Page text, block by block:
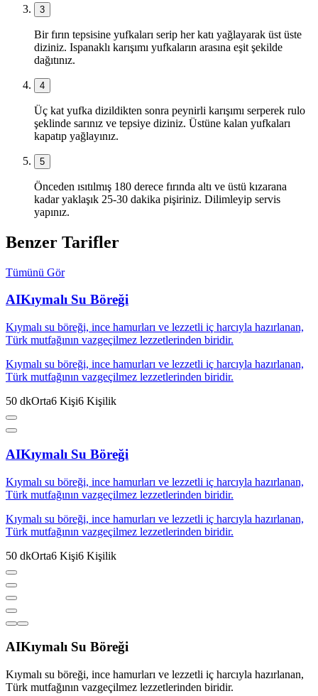
3
Bir fırın tepsisine yufkaları serip her katı yağlayarak üst üste
diziniz. Ispanaklı karışımı yufkaların arasına eşit şekilde
dağıtınız.
4
Üç kat yufka dizildikten sonra peynirli karışımı serperek rulo
şeklinde sarınız ve tepsiye diziniz. Üstüne kalan yufkaları
kapatıp yağlayınız.
5
Önceden ısıtılmış 180 derece fırında altı ve üstü kızarana
kadar yaklaşık 25-30 dakika pişiriniz. Dilimleyip servis
yapınız.
Benzer Tarifler
Tümünü Gör
AIKıymalı Su Böreği
Kıymalı su böreği, ince hamurları ve lezzetli iç harcıyla hazırlanan,
Türk mutfağının vazgeçilmez lezzetlerinden biridir.
Kıymalı su böreği, ince hamurları ve lezzetli iç harcıyla hazırlanan,
Türk mutfağının vazgeçilmez lezzetlerinden biridir.
50 dkOrta6 Kişi6 Kişilik
AIKıymalı Su Böreği
Kıymalı su böreği, ince hamurları ve lezzetli iç harcıyla hazırlanan,
Türk mutfağının vazgeçilmez lezzetlerinden biridir.
Kıymalı su böreği, ince hamurları ve lezzetli iç harcıyla hazırlanan,
Türk mutfağının vazgeçilmez lezzetlerinden biridir.
50 dkOrta6 Kişi6 Kişilik
AIKıymalı Su Böreği
Kıymalı su böreği, ince hamurları ve lezzetli iç harcıyla hazırlanan,
Türk mutfağının vazgeçilmez lezzetlerinden biridir.